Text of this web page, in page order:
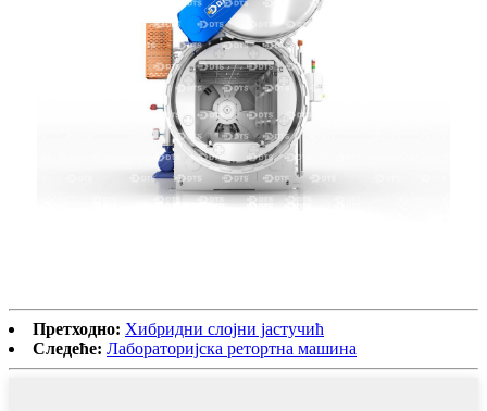
Претходно: Хибридни слојни јастучић
Следеће: Лабораторијска ретортна машина